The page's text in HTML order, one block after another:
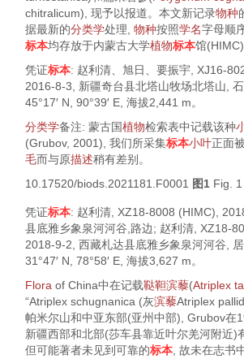
chitralicum), 现予以报道。本文新记录物种
据最新的分类学处理, 物种按照学名字母顺
标本均存放于内蒙古大学植物标本馆(HIMC)
凭证标本: 赵利清、旭日、要振宇, XJ16-
2016-8-3, 新疆奇台县北塔山牧场北塔山,
45°17′ N, 90°39′ E, 海拔2,441 m。
分类学备注: 蒙古国植物检索表中记载该种
(Grubov, 2001), 我们所采集标本小叶正面
毛而与原描述稍有差别。
10.17520/biods.2021181.F0001 图1 Fig. 1
凭证标本: 赵利清, XZ18-8008 (HIMC),
县底雅乡象泉河河谷,路边; 赵利清, XZ18-
2018-9-2, 西藏札达县底雅乡象泉河河谷, 居
31°47′ N, 78°58′ E, 海拔3,627 m。
Flora of China中在记载鞑靼滨藜(Atriplex
“Atriplex schugnanica (灰滨藜Atriplex
帕米尔山和中亚东部(亚州中部), Grubov在
新疆西部和北部(莎车县靠近叶尔羌河附近)
但可能著者未见到可靠的标本 , 故未在志书